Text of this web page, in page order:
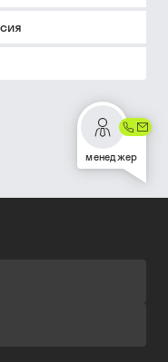
менеджер